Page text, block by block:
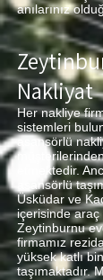
anılarınız
Nakliyat
Her nakliye
sistemleri
asansörlü
etmektedir.
asansörlü
Üsküdar ve
içerisinde
Zeytinburnu
firmamız
yüksek katlı
taşımaktadır.